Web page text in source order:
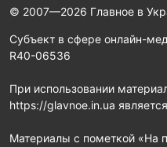
© 2007—2026 Главное в
Субъект в сфере онлайн-
R40-06536
При использовании
https://glavnoe.in.ua
Материалы с пометкой «На